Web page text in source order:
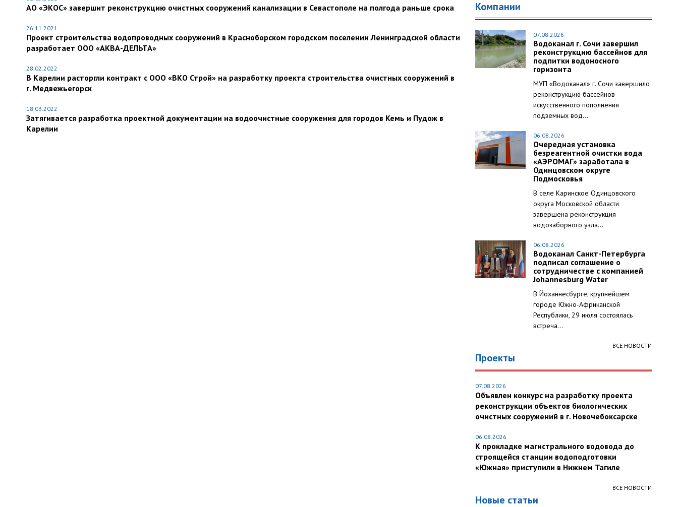
АО «ЭКОС» завершит реконструкцию очистных сооружений канализации в Севастополе на полгода раньше срока
26.11.2021
Проект строительства водопроводных сооружений в Красноборском городском поселении Ленинградской области
разработает ООО «АКВА-ДЕЛЬТА»
28.02.2022
В Карелии расторгли контракт с ООО «ВКО Строй» на разработку проекта строительства очистных сооружений в
г. Медвежьегорск
18.03.2022
Затягивается разработка проектной документации на водоочистные сооружения для городов Кемь и Пудож в
Карелии
Компании
07.08.2026
Водоканал г. Сочи завершил
реконструкцию бассейнов для
подпитки водоносного
горизонта
МУП «Водоканал» г. Сочи завершило
реконструкцию бассейнов
искусственного пополнения
подземных вод...
06.08.2026
Очередная установка
безреагентной очистки вода
«АЭРОМАГ» заработала в
Одинцовском округе
Подмосковья
В селе Каринское Одинцовского
округа Московской области
завершена реконструкция
водозаборного узла...
06.08.2026
Водоканал Санкт-Петербурга
подписал соглашение о
сотрудничестве с компанией
Johannesburg Water
В Йоханнесбурге, крупнейшем
городе Южно-Африканской
Республики, 29 июля состоялась
встреча...
ВСЕ НОВОСТИ
Проекты
07.08.2026
Объявлен конкурс на разработку проекта
реконструкции объектов биологических
очистных сооружений в г. Новочебоксарске
06.08.2026
К прокладке магистрального водовода до
строящейся станции водоподготовки
«Южная» приступили в Нижнем Тагиле
ВСЕ НОВОСТИ
Новые статьи